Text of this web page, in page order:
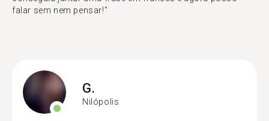
falar sem nem pensar!"
G.
Nilópolis